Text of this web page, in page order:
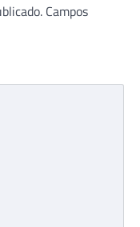
Campos